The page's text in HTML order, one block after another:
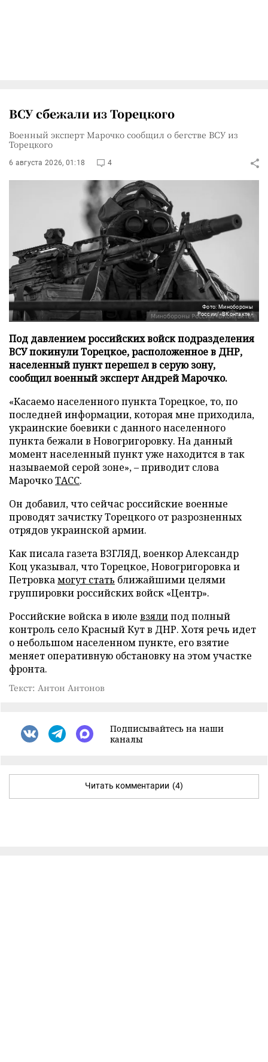
ВСУ сбежали из Торецкого
Военный эксперт Марочко сообщил о бегстве ВСУ из
Торецкого
6 августа 2026, 01:18 4
Фото: Минобороны
России/«ВКонтакте»
Под давлением российских войск подразделения
ВСУ покинули Торецкое, расположенное в ДНР,
населенный пункт перешел в серую зону,
сообщил военный эксперт Андрей Марочко.
«Касаемо населенного пункта Торецкое, то, по
последней информации, которая мне приходила,
украинские боевики с данного населенного
пункта бежали в Новогригоровку. На данный
момент населенный пункт уже находится в так
называемой серой зоне», – приводит слова
МарочкоТАСС.
Он добавил, что сейчас российские военные
проводят зачистку Торецкого от разрозненных
отрядов украинской армии.
Как писала газета ВЗГЛЯД, военкор Александр
Коц указывал, что Торецкое, Новогригоровка и
Петровкамогут стать ближайшими целями
группировки российских войск «Центр».
Российские войска в июле взялипод полный
контроль село Красный Кут в ДНР. Хотя речь идет
о небольшом населенном пункте, его взятие
меняет оперативную обстановку на этом участке
фронта.
Текст: Антон Антонов
Подписывайтесь на наши
каналы
Читать комментарии (4)